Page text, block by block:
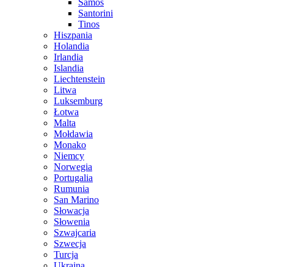
Samos
Santorini
Tinos
Hiszpania
Holandia
Irlandia
Islandia
Liechtenstein
Litwa
Luksemburg
Łotwa
Malta
Mołdawia
Monako
Niemcy
Norwegia
Portugalia
Rumunia
San Marino
Słowacja
Słowenia
Szwajcaria
Szwecja
Turcja